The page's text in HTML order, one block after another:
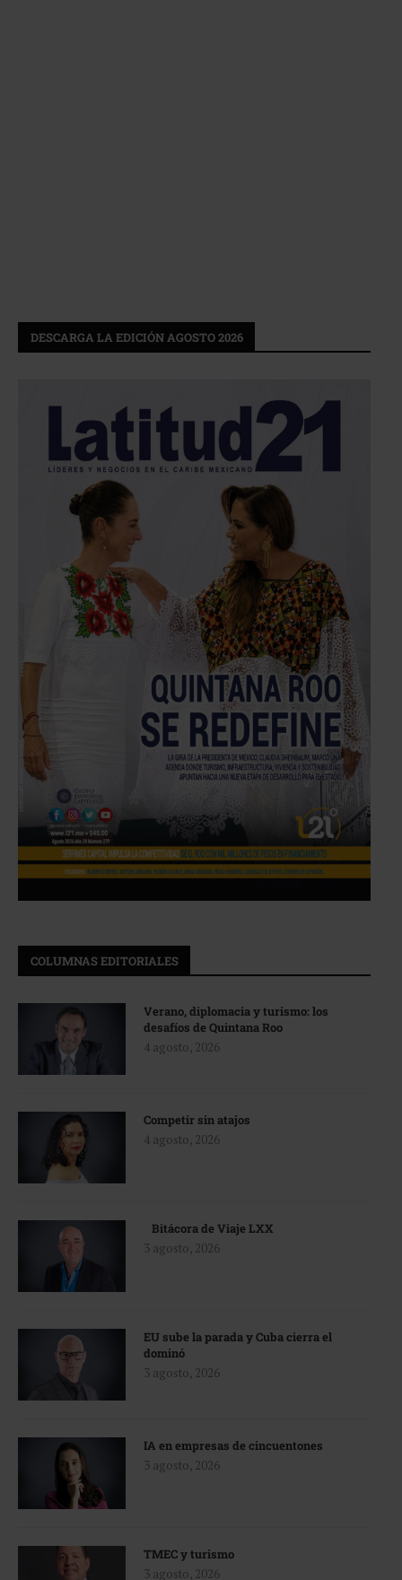
DESCARGA LA EDICIÓN AGOSTO 2026
COLUMNAS EDITORIALES
Verano, diplomacia y turismo: los
desafíos de Quintana Roo
4 agosto, 2026
Competir sin atajos
4 agosto, 2026
Bitácora de Viaje LXX
3 agosto, 2026
EU sube la parada y Cuba cierra el
dominó
3 agosto, 2026
IA en empresas de cincuentones
3 agosto, 2026
TMEC y turismo
3 agosto, 2026